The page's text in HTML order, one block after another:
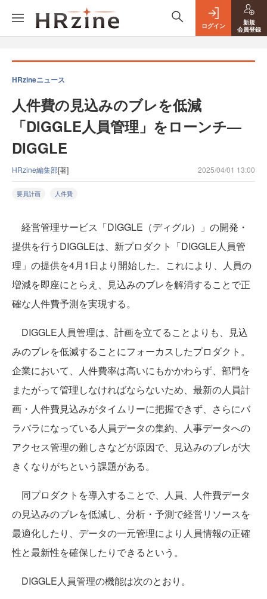
ログイン
新規
会員登録
HRzineニュース
人件費の見込みのブレを低減
「DIGGLE人員管理」をローンチ—
DIGGLE
HRzine編集部[著] 2025/04/01 13:00
要員計画 人件費
経営管理サービス「DIGGLE（ディグル）」の開発・
提供を行うDIGGLEは、新プロダクト「DIGGLE人員管
理」の提供を4月1日より開始した。これにより、人員の
増減を即座にとらえ、見込みのブレを解消することで正
確な人件費予測を実現する。
DIGGLE人員管理は、計画を立てることよりも、見込
みのブレを低減することにフォーカスしたプロダクト。
企業において、人件費率は高いにもかかわらず、部門を
またがって管理しなければならないため、最新の人員計
画・人件費見込みがタイムリーに把握できず、さらにバ
ラバラになっている人員データの集約、人事データへの
アクセス管理の難しさなどが原因で、見込みのブレが大
きくなりがちという課題がある。
同プロダクトを導入することで、人員、人件費データ
の見込みのブレを低減し、分析・予測で経営リソースを
最適化したり、データの一元管理により人員情報の正確
性と最新性を確保したりできるという。
DIGGLE人員管理の機能は次のとおり。